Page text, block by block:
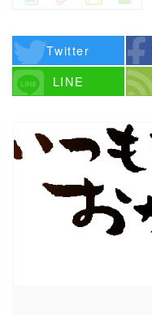
Twitter
LINE